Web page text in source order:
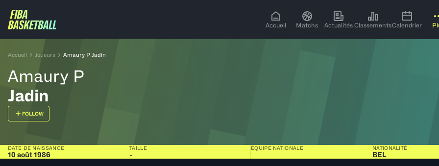
Accueil Matchs Actualités ClassementsCalendrier
Accueil Joueurs Amaury P Jadin
Amaury P
Jadin
FOLLOW
DATE DE NAISSANCE
10 août 1986
TAILLE
-
ÉQUIPE NATIONALE NATIONALITÉ
BEL